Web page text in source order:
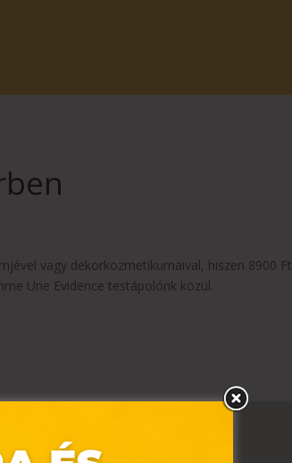
vagy dekorkozmetikumaival, hiszen 8900 Ft
Une Evidence testápolónk közül.